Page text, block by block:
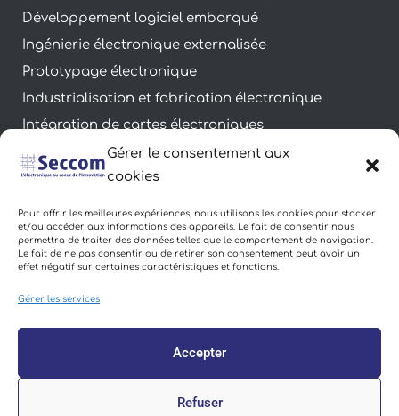
Gérer le consentement aux
cookies
Pour offrir les meilleures expériences, nous utilisons les cookies pour stocker
et/ou accéder aux informations des appareils. Le fait de consentir nous
permettra de traiter des données telles que le comportement de navigation.
Le fait de ne pas consentir ou de retirer son consentement peut avoir un
effet négatif sur certaines caractéristiques et fonctions.
Gérer les services
Accepter
Refuser
Développement logiciel embarqué
Ingénierie électronique externalisée
Prototypage électronique
Industrialisation et fabrication électronique
Intégration de cartes électroniques
Essais fonctionnels de produits électroniques
Accompagnement normatif électronique
Légal